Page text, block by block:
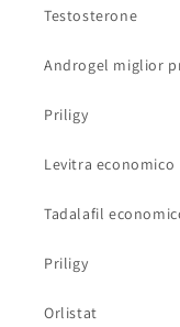
Testosterone
Androgel miglior
Priligy
Levitra economico
Tadalafil
Priligy
Orlistat